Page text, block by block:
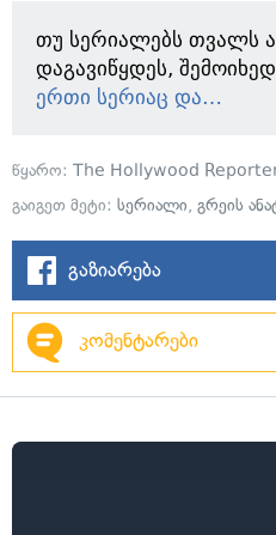
თუ სერიალებს თვალს
დაგავიწყდეს,
ერთი სერიაც და…
წყარო: The Hollywood
გაიგეთ მეტი: სერიალი, გრეის
გაზიარება
კომენტარები